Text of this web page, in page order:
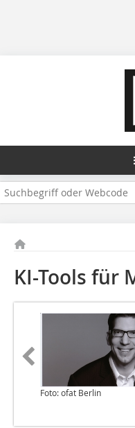
KI-Tools für
Foto: ofat Berlin